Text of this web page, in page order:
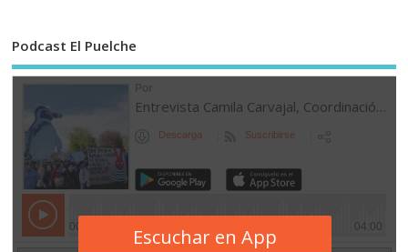
Podcast El Puelche